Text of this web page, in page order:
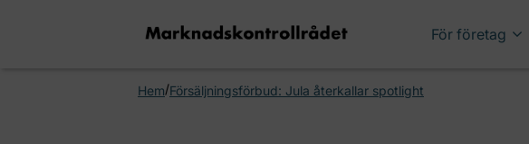
För företag
Hem/Försäljningsförbud: Jula återkallar spotlight